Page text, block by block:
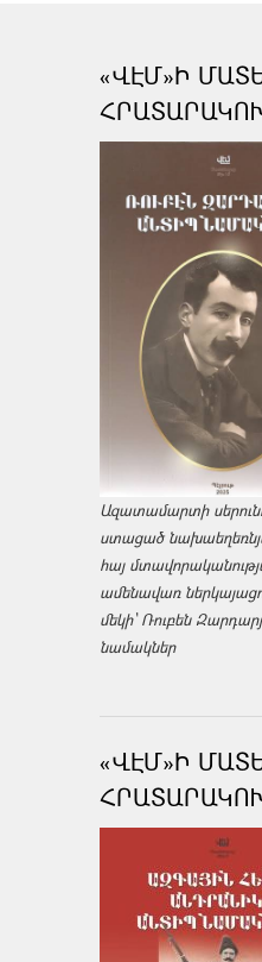
«ՎԷՄ»Ի
Ազատամարտի
ստացած
հայ
ամենավառ
մեկի՝ Ռուբեն
նամակներ
«ՎԷՄ»Ի